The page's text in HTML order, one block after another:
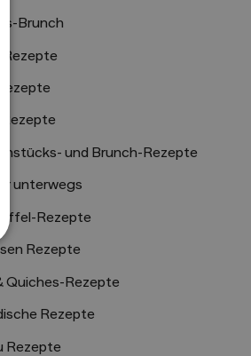
Brunch
Rezepte
Rezepte
und Brunch-Rezepte
unterwegs
Rezepte
Rezepte
Quiches-Rezepte
Rezepte
Rezepte